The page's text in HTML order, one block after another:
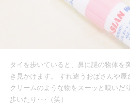
タイを歩いていると、鼻に謎の物体を
き見かけます。 すれ違うおばさんや
クリームのような物をスーッと嗅いだ
歩いたり･･･（笑）